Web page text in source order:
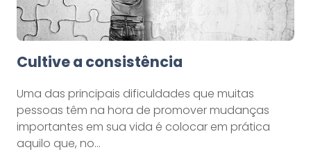
Cultive a consistência
Uma das principais dificuldades que muitas
pessoas têm na hora de promover mudanças
importantes em sua vida é colocar em prática
aquilo que, no…